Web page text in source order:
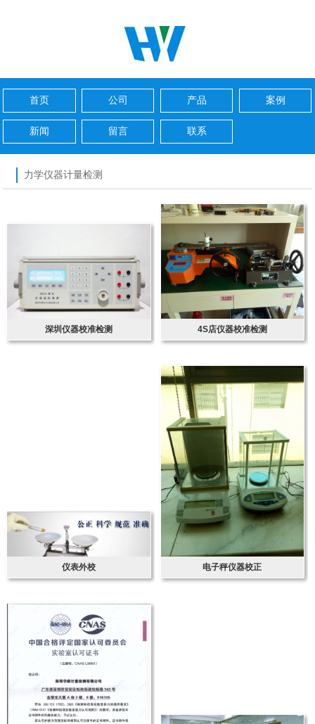
首页 公司 产品 案例
新闻 留言 联系
力学仪器计量检测
深圳仪器校准检测 4S店仪器校准检测
仪表外校 电子秤仪器校正